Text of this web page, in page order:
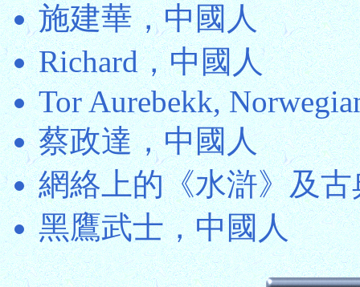
施建華，中國人
Richard，中國人
Tor Aurebekk,
蔡政達，中國人
網絡上的《水滸》及
黑鷹武士，中國人